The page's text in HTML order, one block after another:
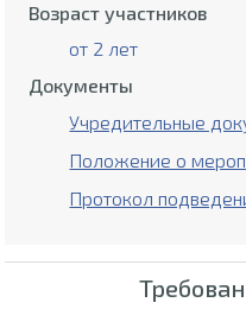
Возраст участников
от 2 лет
Документы
Учредительные
Положение о
Протокол